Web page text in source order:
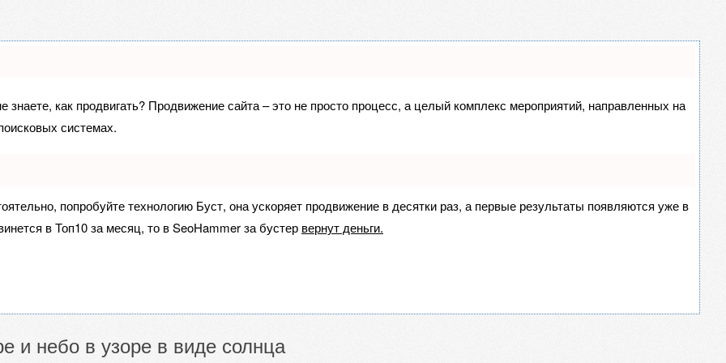
знаете, как продвигать? Продвижение сайта – это не просто процесс, а целый комплекс мероприятий, направленных на
системах.
попробуйте технологию Буст, она ускоряет продвижение в десятки раз, а первые результаты появляются уже в
в Топ10 за месяц, то вSeoHammerза бустер вернут деньги.
и небо в узоре в виде солнца